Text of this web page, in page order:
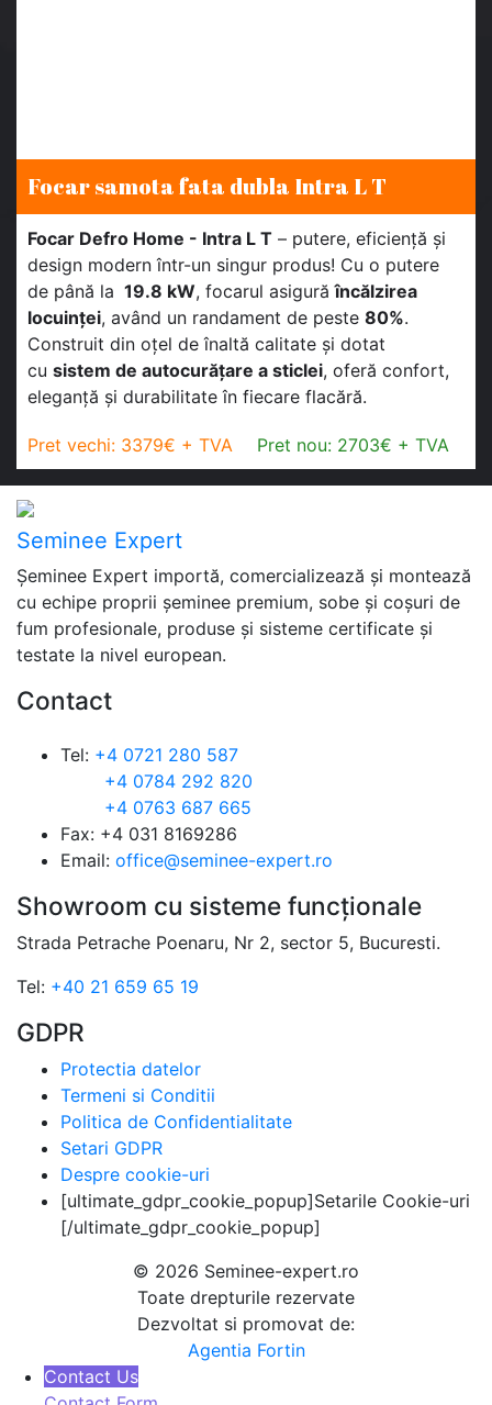
Focar samota fata dubla Intra L T
Focar Defro Home - Intra L T – putere, eficiență și
design modern într-un singur produs! Cu o putere
de până la 19.8 kW, focarul asigurăîncălzirea
locuinței, având un randament de peste 80%.
Construit din oțel de înaltă calitate și dotat
cu sistem de autocurățare a sticlei, oferă confort,
eleganță și durabilitate în fiecare flacără.
Pret vechi: 3379€ + TVA Pret nou: 2703€ + TVA
Seminee Expert
Șeminee Expert importă, comercializează și montează
cu echipe proprii șeminee premium, sobe și coșuri de
fum profesionale, produse și sisteme certificate și
testate la nivel european.
Contact
Tel: +4 0721 280 587
+4 0784 292 820
+4 0763 687 665
Fax: +4 031 8169286
Email: office@seminee-expert.ro
Showroom cu sisteme funcționale
Strada Petrache Poenaru, Nr 2, sector 5, Bucuresti.
Tel: +40 21 659 65 19
GDPR
Protectia datelor
Termeni si Conditii
Politica de Confidentialitate
Setari GDPR
Despre cookie-uri
[ultimate_gdpr_cookie_popup]Setarile Cookie-uri
[/ultimate_gdpr_cookie_popup]
© 2026 Seminee-expert.ro
Toate drepturile rezervate
Dezvoltat si promovat de:
Agentia Fortin
Contact Us